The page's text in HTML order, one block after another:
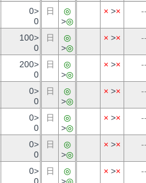
0>
0
日
◎
>◎
× >×
100>
0
日
◎
>◎
× >×
200>
0
日
◎
>◎
× >×
0>
0
日
◎
>◎
× >×
0>
0
日
◎
>◎
× >×
0>
0
日
◎
>◎
× >×
0>
日
◎
× >×